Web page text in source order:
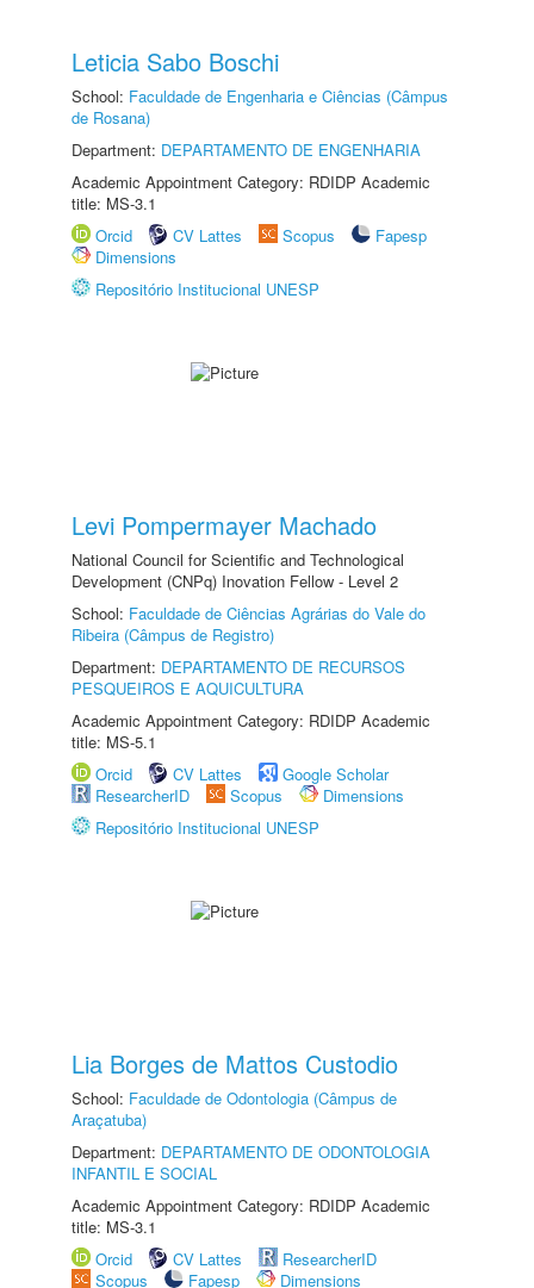
Leticia Sabo Boschi
School: Faculdade de Engenharia e Ciências (Câmpus
de Rosana)
Department: DEPARTAMENTO DE ENGENHARIA
Academic Appointment Category: RDIDP Academic
title: MS-3.1
Orcid
CV Lattes Scopus
Fapesp
Dimensions
Repositório Institucional UNESP
Levi Pompermayer Machado
National Council for Scientific and Technological
Development (CNPq) Inovation Fellow - Level 2
School: Faculdade de Ciências Agrárias do Vale do
Ribeira (Câmpus de Registro)
Department: DEPARTAMENTO DE RECURSOS
PESQUEIROS E AQUICULTURA
Academic Appointment Category: RDIDP Academic
title: MS-5.1
Orcid
CV Lattes
Google Scholar
ResearcherID
Scopus
Dimensions
Repositório Institucional UNESP
Lia Borges de Mattos Custodio
School: Faculdade de Odontologia (Câmpus de
Araçatuba)
Department: DEPARTAMENTO DE ODONTOLOGIA
INFANTIL E SOCIAL
Academic Appointment Category: RDIDP Academic
title: MS-3.1
Orcid
CV Lattes
ResearcherID
Scopus
Fapesp Dimensions